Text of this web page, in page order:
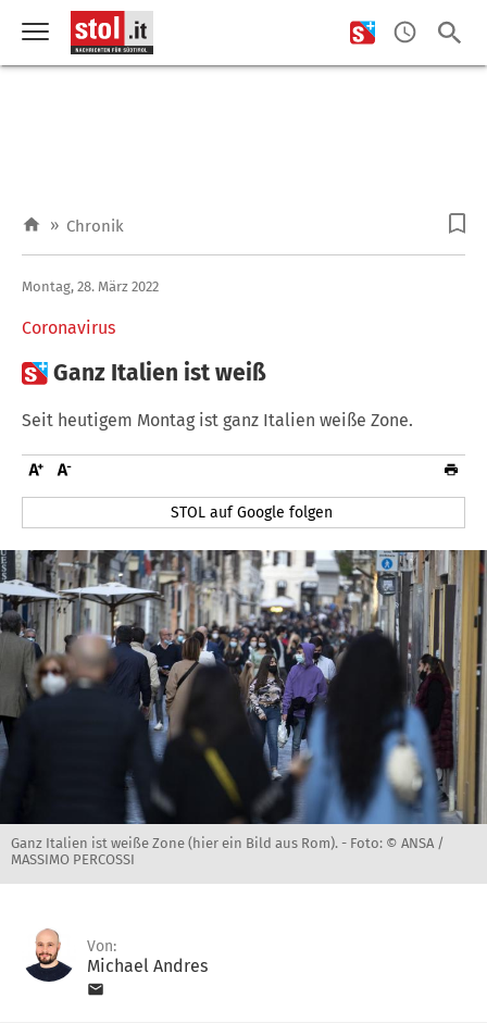
» Chronik
Coronavirus
Montag, 28. März 2022
Ganz Italien ist weiß
Seit heutigem Montag ist ganz Italien weiße Zone.
STOL auf Google folgen
Ganz Italien ist weiße Zone (hier ein Bild aus Rom). - Foto: © ANSA /
MASSIMO PERCOSSI
Von:
Michael Andres